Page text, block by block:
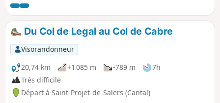
de votre marche, vous longerez le Ruisseau de Saint-Rémy,
dont les murmures apportent une sérénité bienvenue. Le
chemin, parsemé de nombreux cailloux, requiert de bonnes
chaussures pour une progression confortable.
Heureusement, l’ombre généreuse des arbres vous
accompagnera tout au long du parcours, vous offrant des
pauses rafraîchissantes à chaque étape.
Du Col de Legal au Col de Cabre
Visorandonneur
20,74 km
+1 085 m -789 m
7h
Très difficile
Départ à Saint-Projet-de-Salers (Cantal)